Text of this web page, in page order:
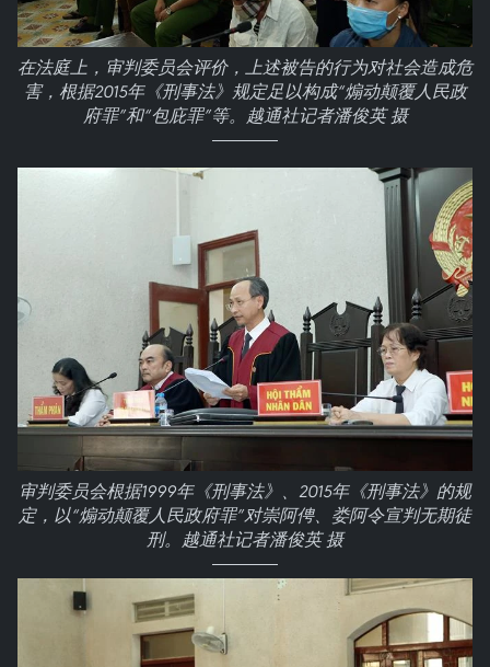
在法庭上，审判委员会评价，上述被告的行为对社会造成危
害，根据2015年《刑事法》规定足以构成“煽动颠覆人民政
府罪”和“包庇罪”等。越通社记者潘俊英 摄
审判委员会根据1999年《刑事法》、2015年《刑事法》的规
定，以“煽动颠覆人民政府罪”对崇阿俜、娄阿令宣判无期徒
刑。越通社记者潘俊英 摄